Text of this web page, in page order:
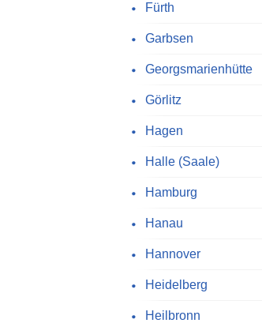
Fürth
Garbsen
Georgsmarienhütte
Görlitz
Hagen
Halle (Saale)
Hamburg
Hanau
Hannover
Heidelberg
Heilbronn